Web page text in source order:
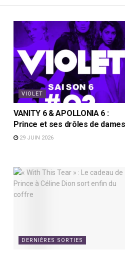
VIOLET
VANITY 6 & APOLLONIA 6 :
Prince et ses drôles de dames
29 JUIN 2026
DERNIÈRES SORTIES